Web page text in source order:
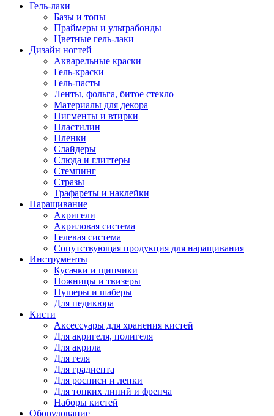
Гель-лаки
Базы и топы
Праймеры и ультрабонды
Цветные гель-лаки
Дизайн ногтей
Акварельные краски
Гель-краски
Гель-пасты
Ленты, фольга, битое стекло
Материалы для декора
Пигменты и втирки
Пластилин
Пленки
Слайдеры
Слюда и глиттеры
Стемпинг
Стразы
Трафареты и наклейки
Наращивание
Акригели
Акриловая система
Гелевая система
Сопутствующая продукция для наращивания
Инструменты
Кусачки и щипчики
Ножницы и твизеры
Пушеры и шаберы
Для педикюра
Кисти
Аксессуары для хранения кистей
Для акригеля, полигеля
Для акрила
Для геля
Для градиента
Для росписи и лепки
Для тонких линий и френча
Наборы кистей
Оборудование